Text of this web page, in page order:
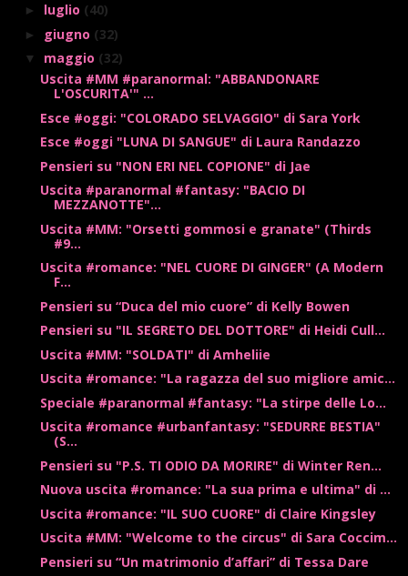
► luglio (40)
► giugno (32)
▼ maggio (32)
Uscita #MM #paranormal: "ABBANDONARE
L'OSCURITA'" ...
Esce #oggi: "COLORADO SELVAGGIO" di Sara York
Esce #oggi "LUNA DI SANGUE" di Laura Randazzo
Pensieri su "NON ERI NEL COPIONE" di Jae
Uscita #paranormal #fantasy: "BACIO DI
MEZZANOTTE"...
Uscita #MM: "Orsetti gommosi e granate" (Thirds
#9...
Uscita #romance: "NEL CUORE DI GINGER" (A Modern
F...
Pensieri su “Duca del mio cuore” di Kelly Bowen
Pensieri su "IL SEGRETO DEL DOTTORE" di Heidi Cull...
Uscita #MM: "SOLDATI" di Amheliie
Uscita #romance: "La ragazza del suo migliore amic...
Speciale #paranormal #fantasy: "La stirpe delle Lo...
Uscita #romance #urbanfantasy: "SEDURRE BESTIA"
(S...
Pensieri su "P.S. TI ODIO DA MORIRE" di Winter Ren...
Nuova uscita #romance: "La sua prima e ultima" di ...
Uscita #romance: "IL SUO CUORE" di Claire Kingsley
Uscita #MM: "Welcome to the circus" di Sara Coccim...
Pensieri su “Un matrimonio d’affari” di Tessa Dare